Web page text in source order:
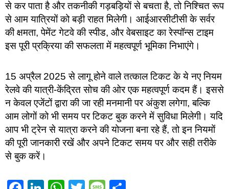
से कर पाता है और तकनीकी गड़बड़ियों से बचता है, तो निश्चित रूप
से आम यात्रियों को बड़ी राहत मिलेगी। आईआरसीटीसी के सर्वर
की क्षमता, पेमेंट गेटवे की स्पीड, और वेबसाइट का रेस्पॉन्स टाइम
इस पूरी प्रक्रिया की सफलता में महत्वपूर्ण भूमिका निभाएंगे।
15 अप्रैल 2025 से लागू होने वाले तत्काल टिकट के ये नए नियम
रेलवे की यात्री-केंद्रित सोच की ओर एक महत्वपूर्ण कदम हैं। इससे
न केवल एजेंटों द्वारा की जा रही मनमानी पर अंकुश लगेगा, बल्कि
आम लोगों को भी समय पर टिकट बुक करने में सुविधा मिलेगी। यदि
आप भी ट्रेन से यात्रा करने की योजना बना रहे हैं, तो इन नियमों
की पूरी जानकारी रखें और अपने टिकट समय पर और सही तरीके
से बुक करें।